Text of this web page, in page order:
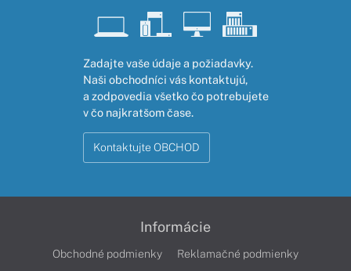
Zadajte vaše údaje a požiadavky.
Naši obchodníci vás kontaktujú,
a zodpovedia všetko čo potrebujete
v čo najkratšom čase.
Kontaktujte OBCHOD
Informácie
Obchodné podmienky
Reklamačné podmienky